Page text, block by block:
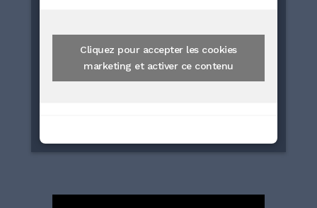
Cliquez pour accepter les cookies
marketing et activer ce contenu